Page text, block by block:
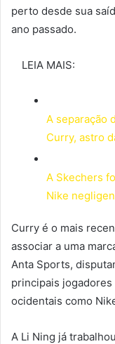
perto desde sua
ano passado.
LEIA MAIS:
A separação
Curry, astro
A Skechers
Nike
Curry é o mais
associar a uma
Anta Sports,
principais
ocidentais como
A Li Ning já